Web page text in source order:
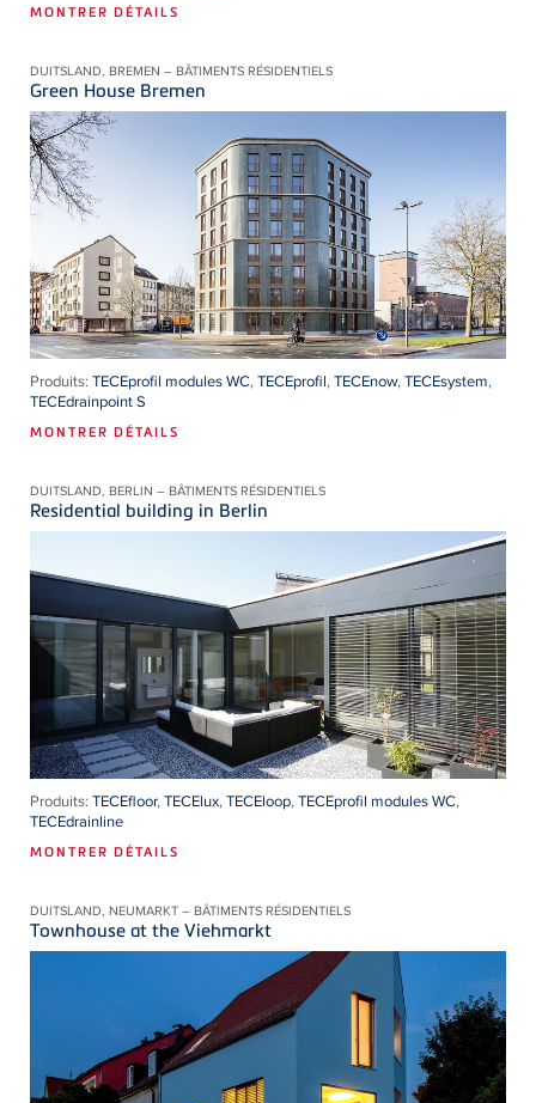
MONTRER DÉTAILS
DUITSLAND, BREMEN – BÂTIMENTS RÉSIDENTIELS
Green House Bremen
Produits: TECEprofil modules WC,TECEprofil,TECEnow,TECEsystem,
TECEdrainpoint S
MONTRER DÉTAILS
DUITSLAND, BERLIN – BÂTIMENTS RÉSIDENTIELS
Residential building in Berlin
Produits: TECEfloor,TECElux,TECEloop,TECEprofil modules WC,
TECEdrainline
MONTRER DÉTAILS
DUITSLAND, NEUMARKT – BÂTIMENTS RÉSIDENTIELS
Townhouse at the Viehmarkt